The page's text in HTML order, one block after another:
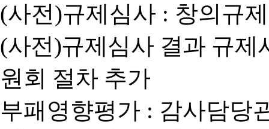
(사전)규제심사 : 창의규
(사전)규제심사 결과 규
원회 절차 추가
부패영향평가 : 감사담당